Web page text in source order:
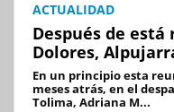
ACTUALIDAD
Después de está
Dolores,
En un principio esta
meses atrás, en el
Tolima, Adriana M...